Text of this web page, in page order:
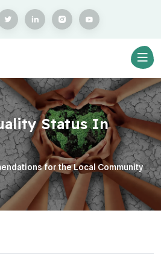
Status In
for the Local Community